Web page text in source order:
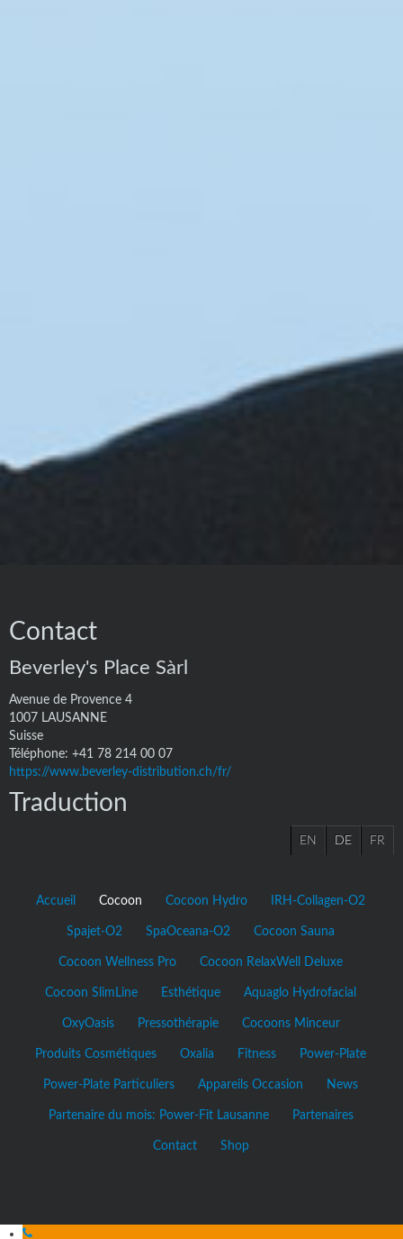
Contact
Beverley's Place Sàrl
Avenue de Provence 4
1007 LAUSANNE
Suisse
Téléphone: +41 78 214 00 07
https://www.beverley-distribution.ch/fr/
Traduction
FR
DE
EN
Accueil Cocoon Cocoon Hydro IRH-Collagen-O2
Spajet-O2 SpaOceana-O2 Cocoon Sauna
Cocoon Wellness Pro Cocoon RelaxWell Deluxe
Cocoon SlimLine Esthétique Aquaglo Hydrofacial
OxyOasis Pressothérapie Cocoons Minceur
Produits Cosmétiques Oxalia Fitness Power-Plate
Power-Plate Particuliers Appareils Occasion News
Partenaire du mois: Power-Fit Lausanne Partenaires
Contact Shop